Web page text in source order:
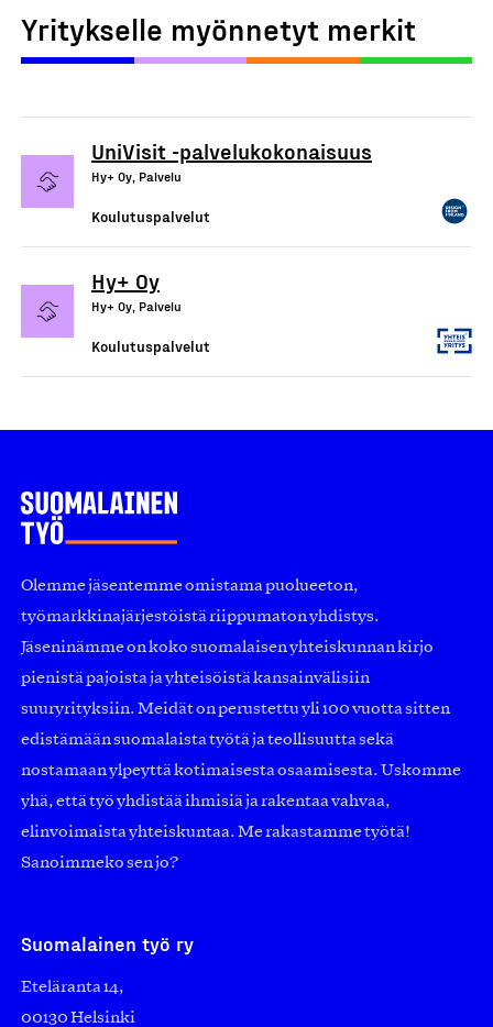
Yritykselle myönnetyt merkit
UniVisit -palvelukokonaisuus
Hy+ Oy, Palvelu
Koulutuspalvelut
Hy+ Oy
Hy+ Oy, Palvelu
Koulutuspalvelut
Olemme jäsentemme omistama puolueeton,
työmarkkinajärjestöistä riippumaton yhdistys.
Jäseninämme on koko suomalaisen yhteiskunnan kirjo
pienistä pajoista ja yhteisöistä kansainvälisiin
suuryrityksiin. Meidät on perustettu yli 100 vuotta sitten
edistämään suomalaista työtä ja teollisuutta sekä
nostamaan ylpeyttä kotimaisesta osaamisesta. Uskomme
yhä, että työ yhdistää ihmisiä ja rakentaa vahvaa,
elinvoimaista yhteiskuntaa. Me rakastamme työtä!
Sanoimmeko sen jo?
Suomalainen työ ry
Eteläranta 14,
00130 Helsinki